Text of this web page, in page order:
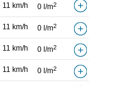
11 km/h 0 l/m2
11 km/h 0 l/m2
11 km/h 0 l/m2
11 km/h 0 l/m2